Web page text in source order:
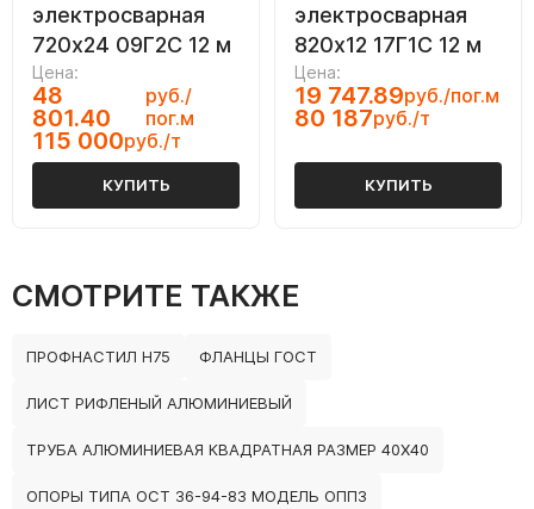
электросварная
720х24 09Г2С 12 м
Цена:
48
801.40
руб./
пог.м
115 000руб./т
КУПИТЬ
электросварная
820х12 17Г1С 12 м
Цена:
19 747.89руб./пог.м
80 187руб./т
КУПИТЬ
СМОТРИТЕ ТАКЖЕ
ПРОФНАСТИЛ Н75 ФЛАНЦЫ ГОСТ
ЛИСТ РИФЛЕНЫЙ АЛЮМИНИЕВЫЙ
ТРУБА АЛЮМИНИЕВАЯ КВАДРАТНАЯ РАЗМЕР 40Х40
ОПОРЫ ТИПА ОСТ 36-94-83 МОДЕЛЬ ОПП3